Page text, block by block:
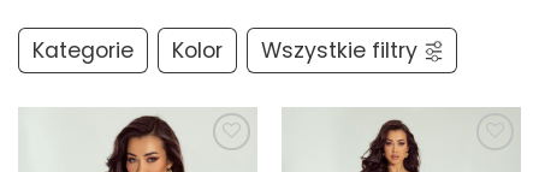
Kategorie Kolor Wszystkie filtry
Dodaj do